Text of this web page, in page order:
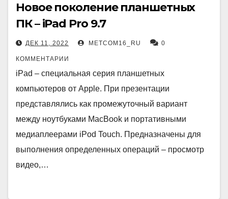
Новое поколение планшетных
ПК – iPad Pro 9.7
ДЕК 11, 2022 METCOM16_RU 0
КОММЕНТАРИИ
iPad – специальная серия планшетных
компьютеров от Apple. При презентации
представлялись как промежуточный вариант
между ноутбуками MacBook и портативными
медиаплеерами iPod Touch. Предназначены для
выполнения определенных операций – просмотр
видео,…